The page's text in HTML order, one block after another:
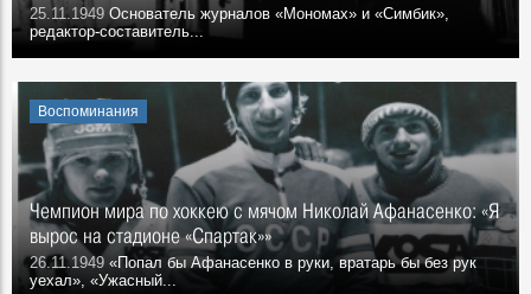
25.11.1949 Основатель журналов «Мономах» и «Симбик»,
редактор-составитель...
Воспоминания
Чемпион мира по хоккею с мячом Николай Афанасенко: «Я
вырос на стадионе «Спартак»»
26.11.1949 «Попал бы Афанасенко в руки, вратарь бы без рук
уехал», «Ужасный...